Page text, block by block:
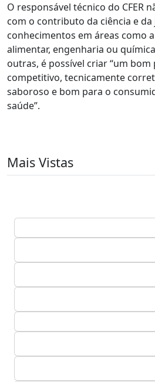
O responsável técnico do CFER
com o contributo da ciência e da
conhecimentos em áreas como
alimentar, engenharia ou
outras, é possível criar “um
competitivo, tecnicamente
saboroso e bom para o
saúde”.
Mais Vistas